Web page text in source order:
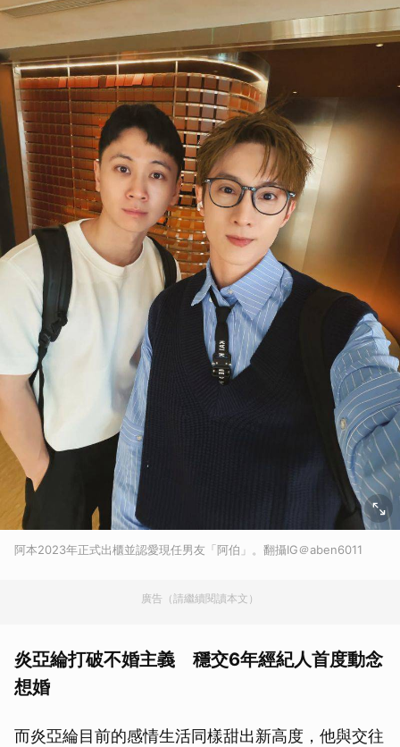
阿本2023年正式出櫃並認愛現任男友「阿伯」。翻攝IG＠aben6011
廣告（請繼續閱讀本文）
炎亞綸打破不婚主義 穩交6年經紀人首度動念
想婚
而炎亞綸目前的感情生活同樣甜出新高度，他與交往